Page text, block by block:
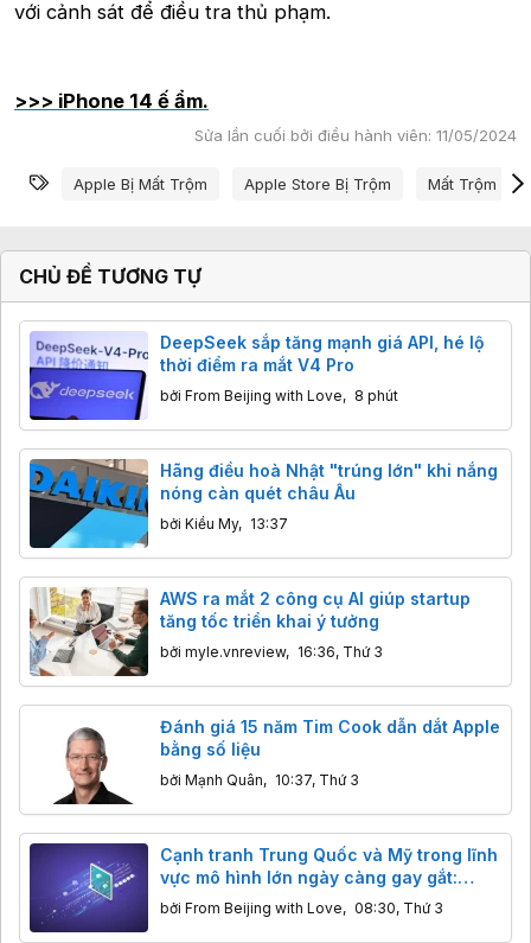
với cảnh sát để điều tra thủ phạm.
>>> iPhone 14 ế ẩm.
Sửa lần cuối bởi điều hành viên: 11/05/2024
Từ khóa
Apple Bị Mất Trộm Apple Store Bị Trộm Mất Trộm
CHỦ ĐỀ TƯƠNG TỰ
DeepSeek sắp tăng mạnh giá API, hé lộ
thời điểm ra mắt V4 Pro
bởi From Beijing with Love, 8 phút
Hãng điều hoà Nhật "trúng lớn" khi nắng
nóng càn quét châu Âu
bởi Kiều My, 13:37
AWS ra mắt 2 công cụ AI giúp startup
tăng tốc triển khai ý tưởng
bởi myle.vnreview, 16:36, Thứ 3
Đánh giá 15 năm Tim Cook dẫn dắt Apple
bằng số liệu
bởi Mạnh Quân, 10:37, Thứ 3
Cạnh tranh Trung Quốc và Mỹ trong lĩnh
vực mô hình lớn ngày càng gay gắt:
Hàng Mỹ giảm giá mạnh để cạnh tranh
với Kimi và DeepSeek
bởi From Beijing with Love, 08:30, Thứ 3